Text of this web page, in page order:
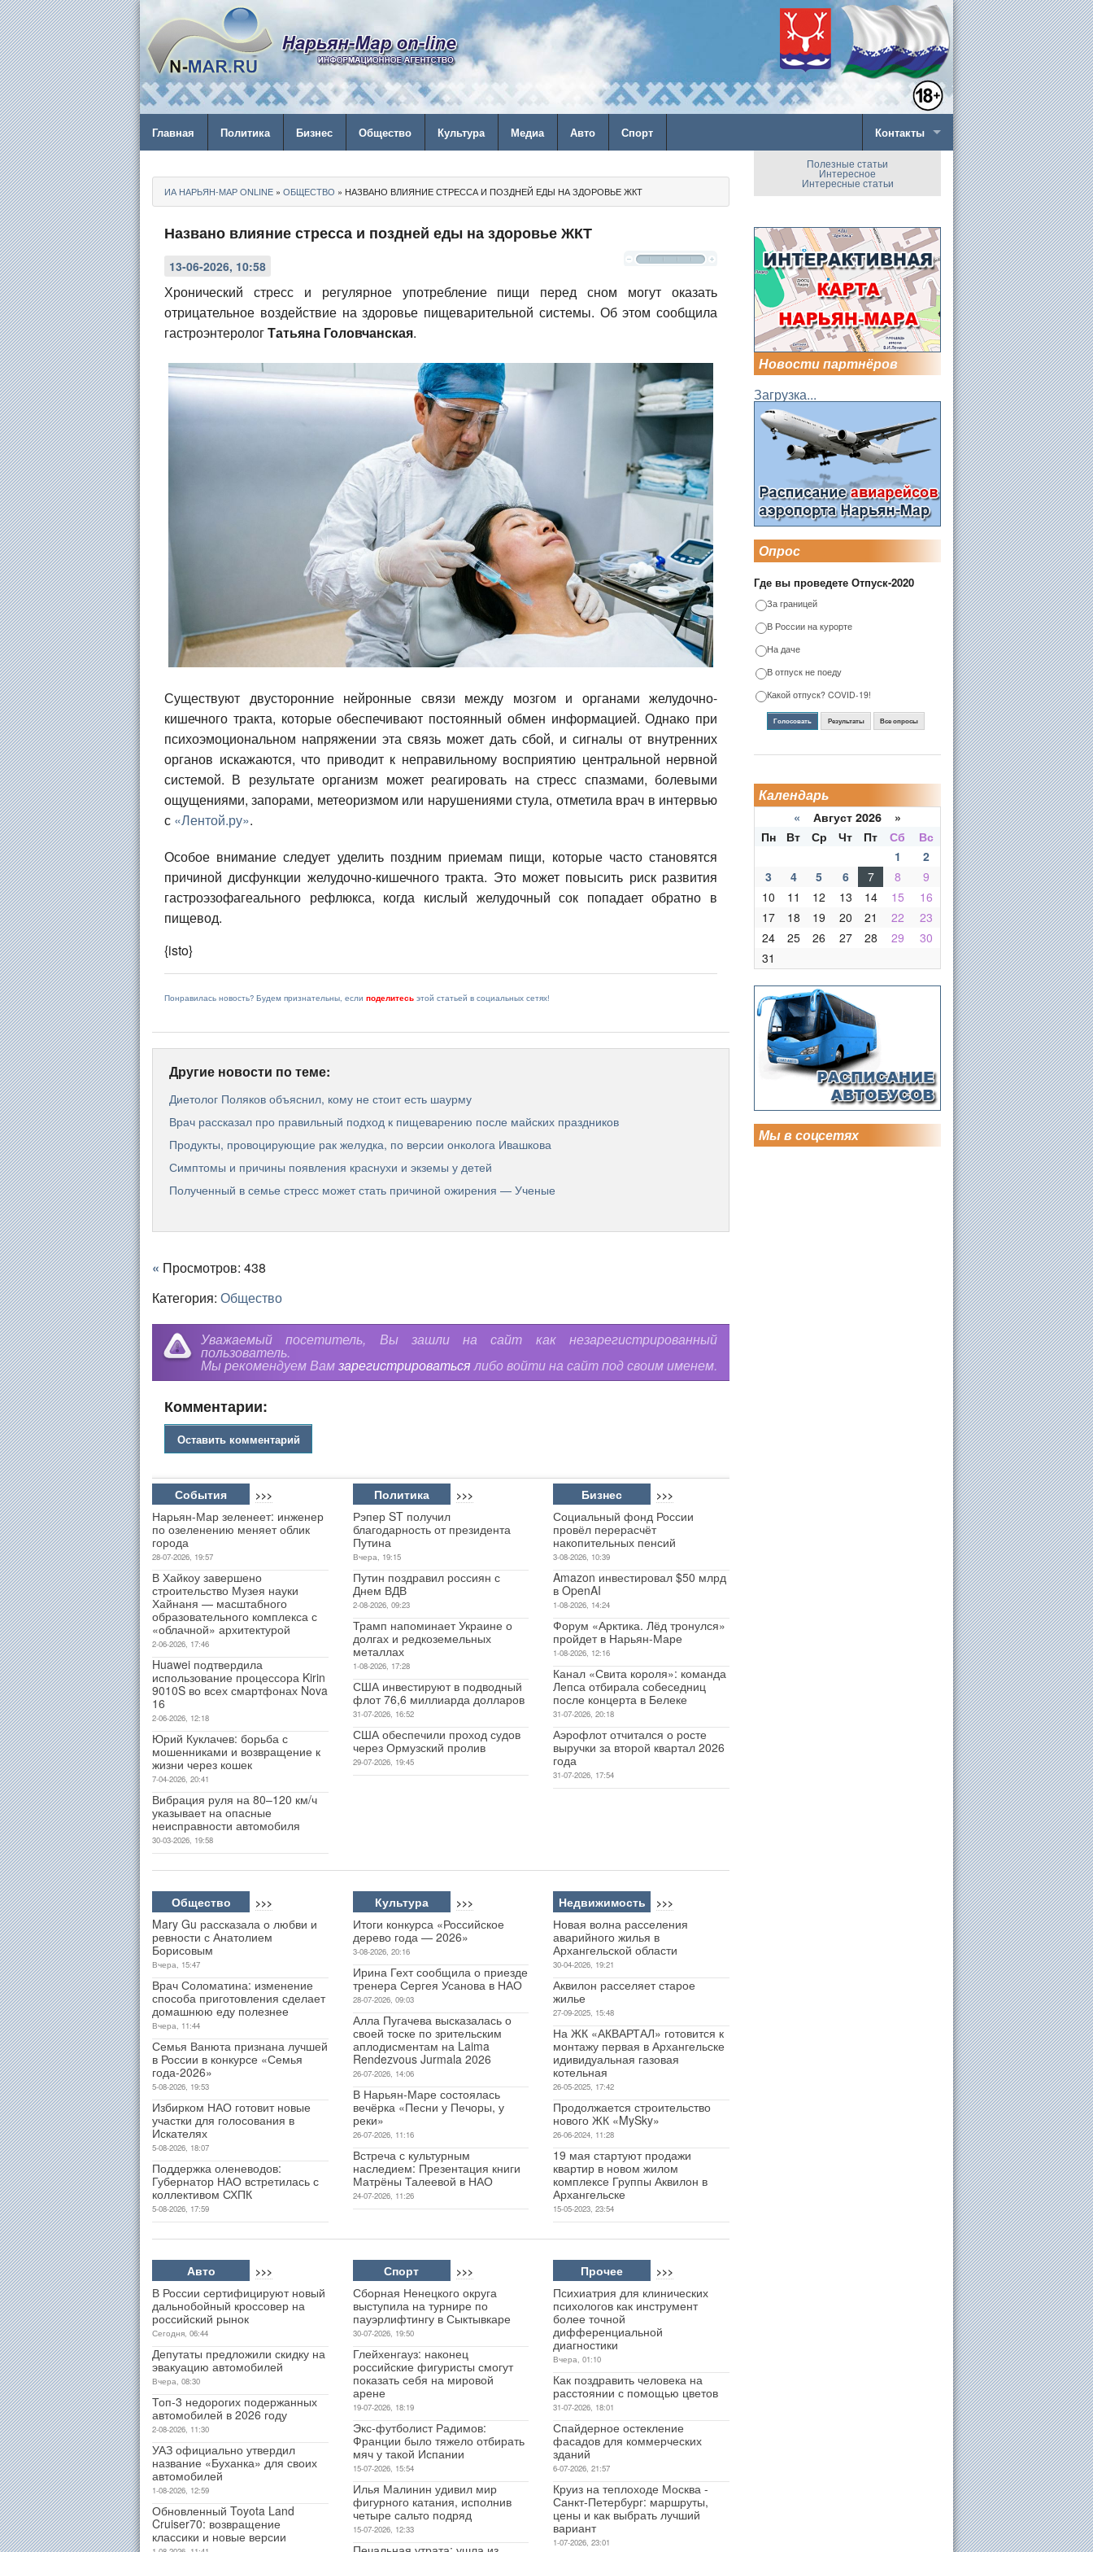
Главная Политика Бизнес Общество Культура Медиа Авто Спорт Контакты
ИА НАРЬЯН-МАР ONLINE » ОБЩЕСТВО » НАЗВАНО ВЛИЯНИЕ СТРЕССА И ПОЗДНЕЙ ЕДЫ НА ЗДОРОВЬЕ ЖКТ
Названо влияние стресса и поздней еды на здоровье ЖКТ
13-06-2026, 10:58
Хронический стресс и регулярное употребление пищи перед сном могут оказать
отрицательное воздействие на здоровье пищеварительной системы. Об этом сообщила
гастроэнтерологТатьяна Головчанская.
Существуют двусторонние нейронные связи между мозгом и органами желудочно-
кишечного тракта, которые обеспечивают постоянный обмен информацией. Однако при
психоэмоциональном напряжении эта связь может дать сбой, и сигналы от внутренних
органов искажаются, что приводит к неправильному восприятию центральной нервной
системой. В результате организм может реагировать на стресс спазмами, болевыми
ощущениями, запорами, метеоризмом или нарушениями стула, отметила врач в интервью
с «Лентой.ру».
Особое внимание следует уделить поздним приемам пищи, которые часто становятся
причиной дисфункции желудочно-кишечного тракта. Это может повысить риск развития
гастроэзофагеального рефлюкса, когда кислый желудочный сок попадает обратно в
пищевод.
{isto}
Понравилась новость? Будем признательны, если поделитесь этой статьей в социальных сетях!
Другие новости по теме:
Диетолог Поляков объяснил, кому не стоит есть шаурму
Врач рассказал про правильный подход к пищеварению после майских праздников
Продукты, провоцирующие рак желудка, по версии онколога Ивашкова
Симптомы и причины появления краснухи и экземы у детей
Полученный в семье стресс может стать причиной ожирения — Ученые
« Просмотров: 438
Категория: Общество
Уважаемый посетитель, Вы зашли на сайт как незарегистрированный
пользователь.
Мы рекомендуем Вамзарегистрироватьсялибо войти на сайт под своим именем.
Комментарии:
Оставить комментарий
События >>>
Нарьян-Мар зеленеет: инженер
по озеленению меняет облик
города
28-07-2026, 19:57
В Хайкоу завершено
строительство Музея науки
Хайнаня — масштабного
образовательного комплекса с
«облачной» архитектурой
2-06-2026, 17:46
Huawei подтвердила
использование процессора Kirin
9010S во всех смартфонах Nova
16
2-06-2026, 12:18
Юрий Куклачев: борьба с
мошенниками и возвращение к
жизни через кошек
7-04-2026, 20:41
Вибрация руля на 80–120 км/ч
указывает на опасные
неисправности автомобиля
30-03-2026, 19:58
Политика >>>
Рэпер ST получил
благодарность от президента
Путина
Вчера, 19:15
Путин поздравил россиян с
Днем ВДВ
2-08-2026, 09:23
Трамп напоминает Украине о
долгах и редкоземельных
металлах
1-08-2026, 17:28
США инвестируют в подводный
флот 76,6 миллиарда долларов
31-07-2026, 16:52
США обеспечили проход судов
через Ормузский пролив
29-07-2026, 19:45
Бизнес >>>
Социальный фонд России
провёл перерасчёт
накопительных пенсий
3-08-2026, 10:39
Amazon инвестировал $50 млрд
в OpenAI
1-08-2026, 14:24
Форум «Арктика. Лёд тронулся»
пройдет в Нарьян-Маре
1-08-2026, 12:16
Канал «Свита короля»: команда
Лепса отбирала собеседниц
после концерта в Белеке
31-07-2026, 20:18
Аэрофлот отчитался о росте
выручки за второй квартал 2026
года
31-07-2026, 17:54
Общество >>>
Mary Gu рассказала о любви и
ревности с Анатолием
Борисовым
Вчера, 15:47
Врач Соломатина: изменение
способа приготовления сделает
домашнюю еду полезнее
Вчера, 11:44
Семья Ванюта признана лучшей
в России в конкурсе «Семья
года-2026»
5-08-2026, 19:53
Избирком НАО готовит новые
участки для голосования в
Искателях
5-08-2026, 18:07
Поддержка оленеводов:
Губернатор НАО встретилась с
коллективом СХПК
5-08-2026, 17:59
Культура >>>
Итоги конкурса «Российское
дерево года — 2026»
3-08-2026, 20:16
Ирина Гехт сообщила о приезде
тренера Сергея Усанова в НАО
28-07-2026, 09:03
Алла Пугачева высказалась о
своей тоске по зрительским
аплодисментам на Laima
Rendezvous Jurmala 2026
26-07-2026, 14:06
В Нарьян-Маре состоялась
вечёрка «Песни у Печоры, у
реки»
26-07-2026, 11:16
Встреча с культурным
наследием: Презентация книги
Матрёны Талеевой в НАО
24-07-2026, 11:26
Недвижимость >>>
Новая волна расселения
аварийного жилья в
Архангельской области
30-04-2026, 19:21
Аквилон расселяет старое
жилье
27-09-2025, 15:48
На ЖК «АКВАРТАЛ» готовится к
монтажу первая в Архангельске
идивидуальная газовая
котельная
26-05-2025, 17:42
Продолжается строительство
нового ЖК «MySky»
26-06-2024, 11:28
19 мая стартуют продажи
квартир в новом жилом
комплексе Группы Аквилон в
Архангельске
15-05-2023, 23:54
Авто >>>
В России сертифицируют новый
дальнобойный кроссовер на
российский рынок
Сегодня, 06:44
Депутаты предложили скидку на
эвакуацию автомобилей
Вчера, 08:30
Топ-3 недорогих подержанных
автомобилей в 2026 году
2-08-2026, 11:30
УАЗ официально утвердил
название «Буханка» для своих
автомобилей
1-08-2026, 12:59
Обновленный Toyota Land
Cruiser70: возвращение
классики и новые версии
Спорт >>>
Сборная Ненецкого округа
выступила на турнире по
пауэрлифтингу в Сыктывкаре
30-07-2026, 19:50
Глейхенгауз: наконец
российские фигуристы смогут
показать себя на мировой
арене
19-07-2026, 18:19
Экс-футболист Радимов:
Франции было тяжело отбирать
мяч у такой Испании
15-07-2026, 15:54
Илья Малинин удивил мир
фигурного катания, исполнив
четыре сальто подряд
15-07-2026, 12:33
Прочее >>>
Психиатрия для клинических
психологов как инструмент
более точной
дифференциальной
диагностики
Вчера, 01:10
Как поздравить человека на
расстоянии с помощью цветов
31-07-2026, 18:01
Спайдерное остекление
фасадов для коммерческих
зданий
6-07-2026, 21:57
Круиз на теплоходе Москва -
Санкт-Петербург: маршруты,
цены и как выбрать лучший
вариант
1-07-2026, 23:01
Полезные статьи
Интересное
Интересные статьи
Новости партнёров
Загрузка...
Опрос
Где вы проведете Отпуск-2020
За границей
В России на курорте
На даче
В отпуск не поеду
Какой отпуск? COVID-19!
Голосовать Результаты Все опросы
Календарь
« Август 2026 »
Пн
Вт Ср Чт Пт Сб
Вс
1
2
3
4 5 6 7 8
9
10
11 12 13 14 15
16
17
18 19 20 21 22
23
24
25 26 27 28 29
30
31
Мы в соцсетях